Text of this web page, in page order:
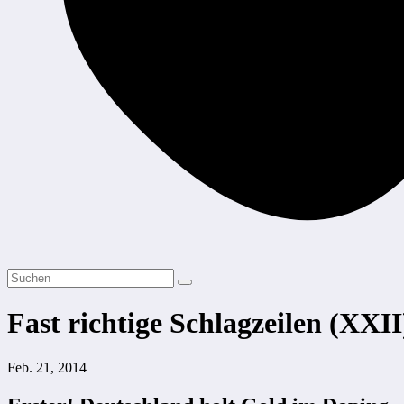
Fast richtige Schlagzeilen
Feb. 21, 2014